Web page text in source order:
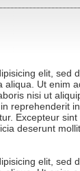
elit, sed
aliqua. Ut enim
nisi ut
reprehenderit
Excepteur sint
deserunt
elit, sed